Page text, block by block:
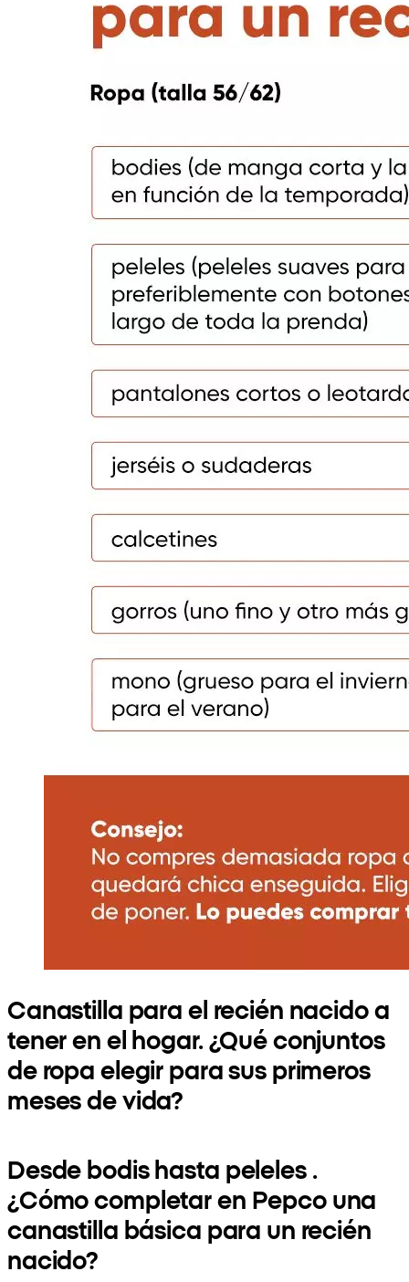
Canastilla para el recién nacido a
tener en el hogar. ¿Qué conjuntos
de ropa elegir para sus primeros
meses de vida?
Desde bodis hasta peleles .
¿Cómo completar en Pepco una
canastilla básica para un recién
nacido?